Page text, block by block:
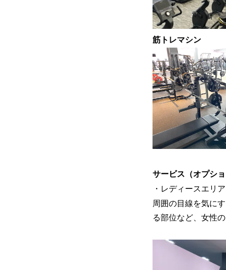
筋トレマシン
サービス（オプショ
・レディースエリア
周囲の目線を気に
る部位など、女性